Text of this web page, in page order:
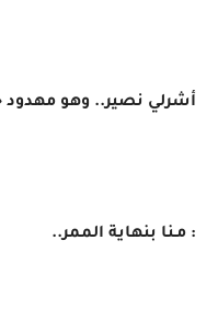
أشرلي نصير.. وهو مهدود
​: مـنا بنهاية الممر..